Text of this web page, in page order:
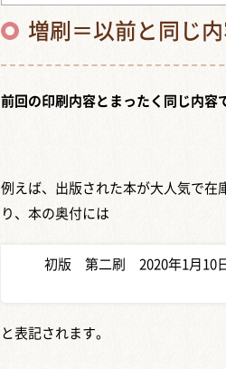
増刷＝以前と同じ
前回の印刷内容とまったく同じ内容
例えば、出版された本が大人気で在
り、本の奥付には
初版 第二刷 2020年1月10
と表記されます。